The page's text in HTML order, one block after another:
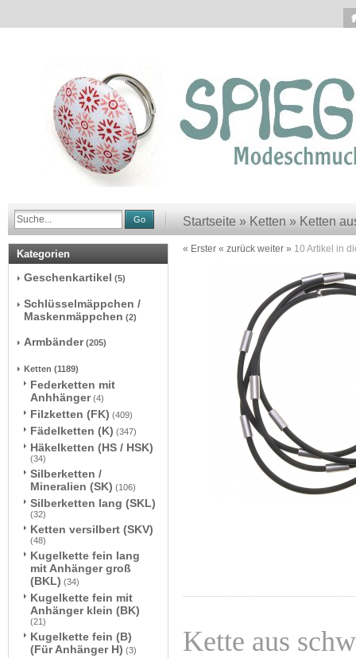
Go Startseite » Ketten » Ketten
« Erster « zurück weiter » 10 Artikel in
Kette aus
Kategorien
Geschenkartikel (5)
Schlüsselmäppchen /
Maskenmäppchen (2)
Armbänder (205)
Ketten (1189)
Federketten mit
Anhhänger (4)
Filzketten (FK) (409)
Fädelketten (K) (347)
Häkelketten (HS / HSK)
(34)
Silberketten /
Mineralien (SK) (106)
Silberketten lang (SKL)
(32)
Ketten versilbert (SKV)
(48)
Kugelkette fein lang
mit Anhänger groß
(BKL) (34)
Kugelkette fein mit
Anhänger klein (BK)
(21)
Kugelkette fein (B)
(Für Anhänger H) (3)